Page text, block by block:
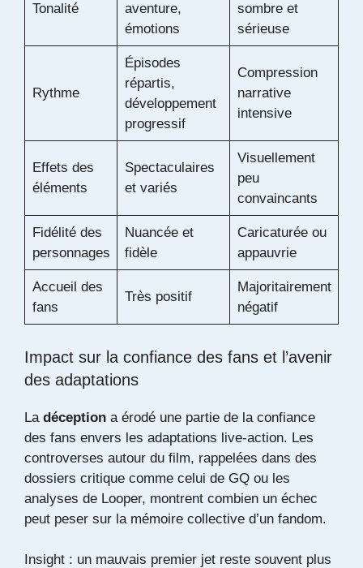
Tonalité
aventure,
émotions
sombre et
sérieuse
Rythme
Épisodes
répartis,
développement
progressif
Compression
narrative
intensive
Effets des
éléments
Spectaculaires
et variés
Visuellement
peu
convaincants
Fidélité des
personnages
Nuancée et
fidèle
Caricaturée ou
appauvrie
Accueil des
fans
Très positif
Majoritairement
négatif
Impact sur la confiance des fans et l’avenir
des adaptations
La déception a érodé une partie de la confiance
des fans envers les adaptations live-action. Les
controverses autour du film, rappelées dans des
dossiers critique comme celui de GQ ou les
analyses de Looper, montrent combien un échec
peut peser sur la mémoire collective d’un fandom.
Insight : un mauvais premier jet reste souvent plus